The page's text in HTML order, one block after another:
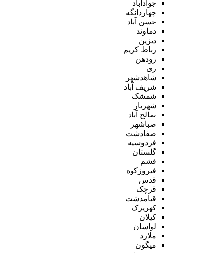
جوادآباد
چهاردانگه
حسن آباد
دماوند
دیزین
رباط کریم
رودهن
ری
شاهدشهر
شریف آباد
شمشک
شهریار
صالح آباد
صباشهر
صفادشت
فردوسیه
گلستان
فشم
فیروزکوه
قدس
قرچک
قیامدشت
کهریزک
کیلان
لواسان
ملارد
میگون